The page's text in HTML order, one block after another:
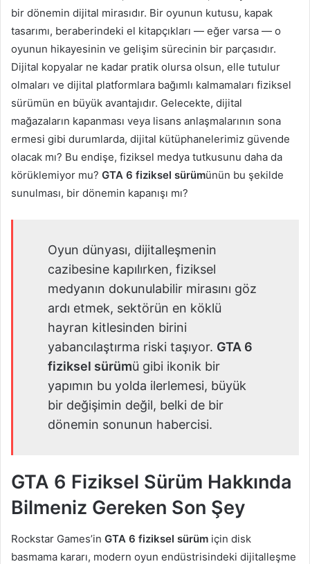
bir dönemin dijital mirasıdır. Bir oyunun kutusu, kapak
tasarımı, beraberindeki el kitapçıkları — eğer varsa — o
oyunun hikayesinin ve gelişim sürecinin bir parçasıdır.
Dijital kopyalar ne kadar pratik olursa olsun, elle tutulur
olmaları ve dijital platformlara bağımlı kalmamaları fiziksel
sürümün en büyük avantajıdır. Gelecekte, dijital
mağazaların kapanması veya lisans anlaşmalarının sona
ermesi gibi durumlarda, dijital kütüphanelerimiz güvende
olacak mı? Bu endişe, fiziksel medya tutkusunu daha da
körüklemiyor mu? GTA 6 fiziksel sürümünün bu şekilde
sunulması, bir dönemin kapanışı mı?
Oyun dünyası, dijitalleşmenin
cazibesine kapılırken, fiziksel
medyanın dokunulabilir mirasını göz
ardı etmek, sektörün en köklü
hayran kitlesinden birini
yabancılaştırma riski taşıyor. GTA 6
fiziksel sürümü gibi ikonik bir
yapımın bu yolda ilerlemesi, büyük
bir değişimin değil, belki de bir
dönemin sonunun habercisi.
GTA 6 Fiziksel Sürüm Hakkında
Bilmeniz Gereken Son Şey
Rockstar Games’in GTA 6 fiziksel sürüm için disk
basmama kararı, modern oyun endüstrisindeki dijitalleşme